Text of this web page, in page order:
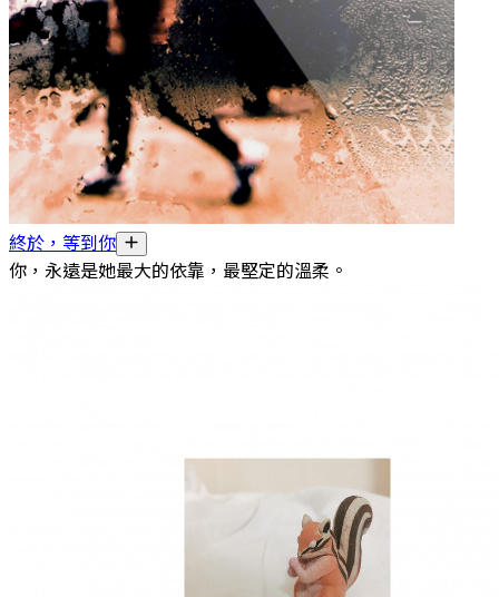
終於，等到你
你，永遠是她最大的依靠，最堅定的溫柔。